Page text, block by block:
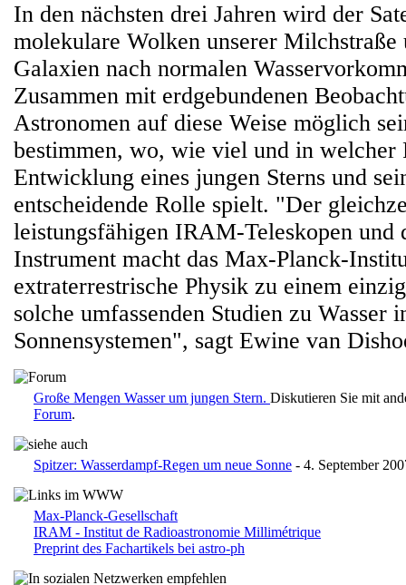
In den nächsten drei Jahren wird der
molekulare Wolken unserer Milchstraße
Galaxien nach normalen
Zusammen mit erdgebundenen
Astronomen auf diese Weise möglich
bestimmen, wo, wie viel und in welcher
Entwicklung eines jungen Sterns und
entscheidende Rolle spielt. "Der
leistungsfähigen IRAM-Teleskopen und
Instrument macht das Max-Planck-
extraterrestrische Physik zu einem
solche umfassenden Studien zu Wasser
Sonnensystemen", sagt Ewine van
Große Mengen Wasser um jungen Stern. Diskutieren Sie mit
Forum.
Spitzer: Wasserdampf-Regen um neue Sonne - 4. September
Max-Planck-Gesellschaft
IRAM - Institut de Radioastronomie Millimétrique
Preprint des Fachartikels bei astro-ph